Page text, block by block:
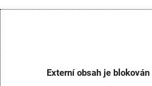
Externí obsah je